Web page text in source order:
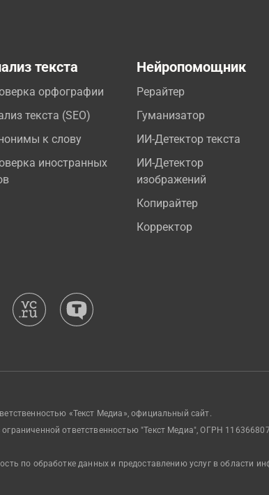
текста
орфографии
текста (SEO)
к слову
иностранных
Нейропомощник
Рерайтер
Гуманизатор
ИИ-Детектор текста
ИИ-Детектор
изображений
Копирайтер
Корректор
«Текст Медиа», официальный сайт.
ответственностью "Текст Медиа", ОГРН
по обработке данных и предоставлению услуг в области